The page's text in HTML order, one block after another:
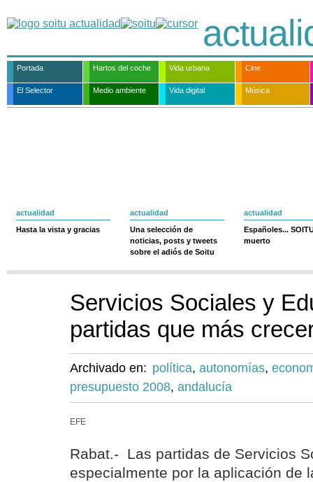
Portada Hartos del coche Vida urbana Cine
El Selector Medio ambiente Vida digital Música
actualidad
Hasta la vista y gracias
actualidad
Una selección de
noticias, posts y tweets
sobre el adiós de Soitu
actualidad
Españoles...
muerto
Servicios Sociales y
partidas que más
Archivado en: política, autonomías,
presupuesto 2008, andalucía
EFE
Rabat.- Las partidas de Servicios
especialmente por la aplicación de